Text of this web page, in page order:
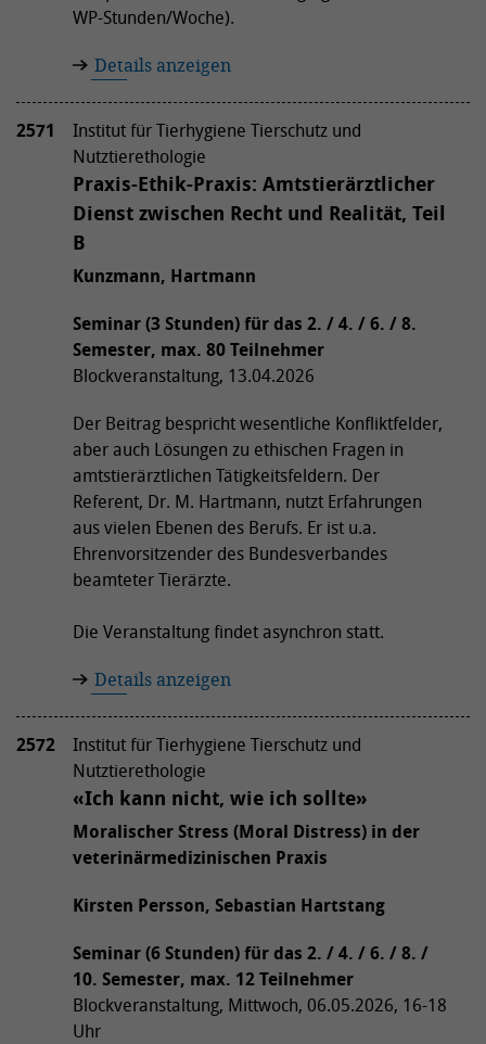
WP-Stunden/Woche).
Details anzeigen
2571
Institut für Tierhygiene Tierschutz und
Nutztierethologie
Praxis-Ethik-Praxis: Amtstierärztlicher
Dienst zwischen Recht und Realität, Teil
B
Kunzmann, Hartmann
Seminar (3 Stunden) für das 2. / 4. / 6. / 8.
Semester, max. 80 Teilnehmer
Blockveranstaltung, 13.04.2026
Der Beitrag bespricht wesentliche Konfliktfelder,
aber auch Lösungen zu ethischen Fragen in
amtstierärztlichen Tätigkeitsfeldern. Der
Referent, Dr. M. Hartmann, nutzt Erfahrungen
aus vielen Ebenen des Berufs. Er ist u.a.
Ehrenvorsitzender des Bundesverbandes
beamteter Tierärzte.
Die Veranstaltung findet asynchron statt.
Details anzeigen
2572
Institut für Tierhygiene Tierschutz und
Nutztierethologie
«Ich kann nicht, wie ich sollte»
Moralischer Stress (Moral Distress) in der
veterinärmedizinischen Praxis
Kirsten Persson, Sebastian Hartstang
Seminar (6 Stunden) für das 2. / 4. / 6. / 8. /
10. Semester, max. 12 Teilnehmer
Blockveranstaltung, Mittwoch, 06.05.2026, 16-18
Uhr